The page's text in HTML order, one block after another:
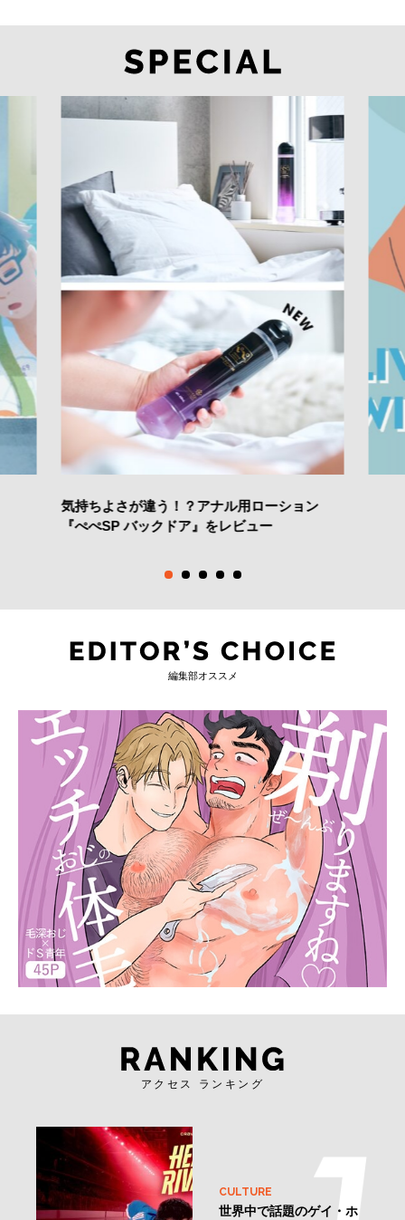
気持ちよさが違う！？アナル用ローション
『ぺぺSP バックドア』をレビュー
編集部オススメ
アクセス ランキング
CULTURE
世界中で話題のゲイ・ホ